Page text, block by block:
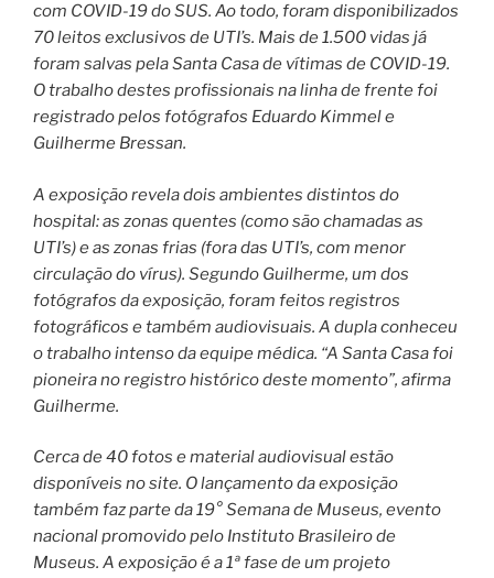
com COVID-19 do SUS. Ao todo, foram disponibilizados
70 leitos exclusivos de UTI’s. Mais de 1.500 vidas já
foram salvas pela Santa Casa de vítimas de COVID-19.
O trabalho destes profissionais na linha de frente foi
registrado pelos fotógrafos Eduardo Kimmel e
Guilherme Bressan.
A exposição revela dois ambientes distintos do
hospital: as zonas quentes (como são chamadas as
UTI’s) e as zonas frias (fora das UTI’s, com menor
circulação do vírus). Segundo Guilherme, um dos
fotógrafos da exposição, foram feitos registros
fotográficos e também audiovisuais. A dupla conheceu
o trabalho intenso da equipe médica. “A Santa Casa foi
pioneira no registro histórico deste momento”, afirma
Guilherme.
Cerca de 40 fotos e material audiovisual estão
disponíveis no site. O lançamento da exposição
também faz parte da 19° Semana de Museus, evento
nacional promovido pelo Instituto Brasileiro de
Museus. A exposição é a 1ª fase de um projeto